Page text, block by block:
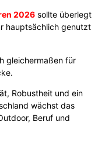
2026 sollte überlegt
hauptsächlich genutzt
gleichermaßen für
Robustheit und ein
wächst das
Beruf und